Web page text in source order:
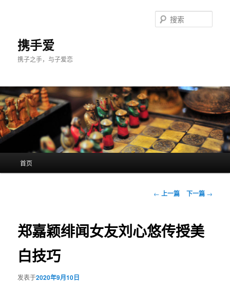
携手爱
携子之手，与子爱恋
索
首页
文
航
← 上一篇 下一篇 →
郑嘉颖绯闻女友刘心悠传授美
白技巧
发表于2020年9月10日